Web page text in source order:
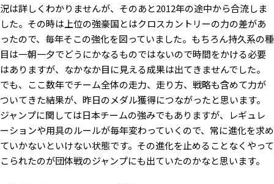
況は詳しくわかりませんが、そのあと2012年の途中から合流しま
した。その時は上位の強豪国とはクロスカントリーの力の差があ
ったので、毎年そこの強化を図っていました。もちろん持久系の種
目は一朝一夕でどうにかなるものではないので時間をかける必要
はありますが、なかなか目に見える成果は出てきませんでした。
でも、ここ数年でチーム全体の走力、走り方、戦略も含めて力が
ついてきた結果が、昨日のメダル獲得につながったと思います。
ジャンプに関しては日本チームの強みでもありますが、レギュレ
ーションや用具のルールが毎年変わっていくので、常に進化を求め
ていかないといけない状態です。その進化を止めることなくやって
こられたのが団体戦のジャンプにも出ていたのかなと思います。